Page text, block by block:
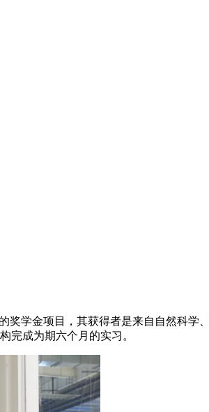
学金项目，其获得者是来自自然科
完成为期六个月的实习。